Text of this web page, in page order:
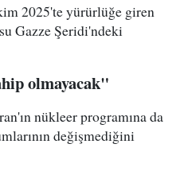
2025'te yürürlüğe giren
Gazze Şeridi'ndeki
olmayacak"
nükleer programına da
değişmediğini